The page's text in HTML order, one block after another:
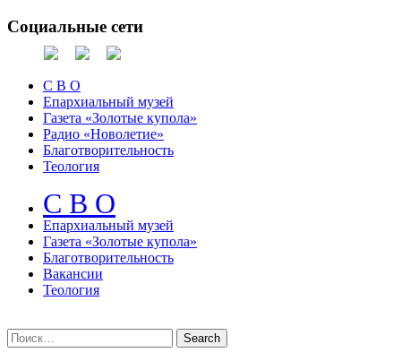
Социальные сети
С В О
Епархиальный музей
Газета «Золотые купола»
Радио «Новолетие»
Благотворительность
Теология
С В О
Епархиальный музeй
Газета «Золотые купола»
Благотворительность
Вакансии
Теология